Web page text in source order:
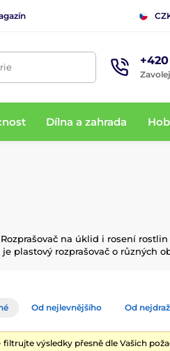
Dílna a zahrada
na úklid i rosení
plastový rozprašovač o
Od nejlevnějšího Od
filtrujte výsledky přesně dle Vašich